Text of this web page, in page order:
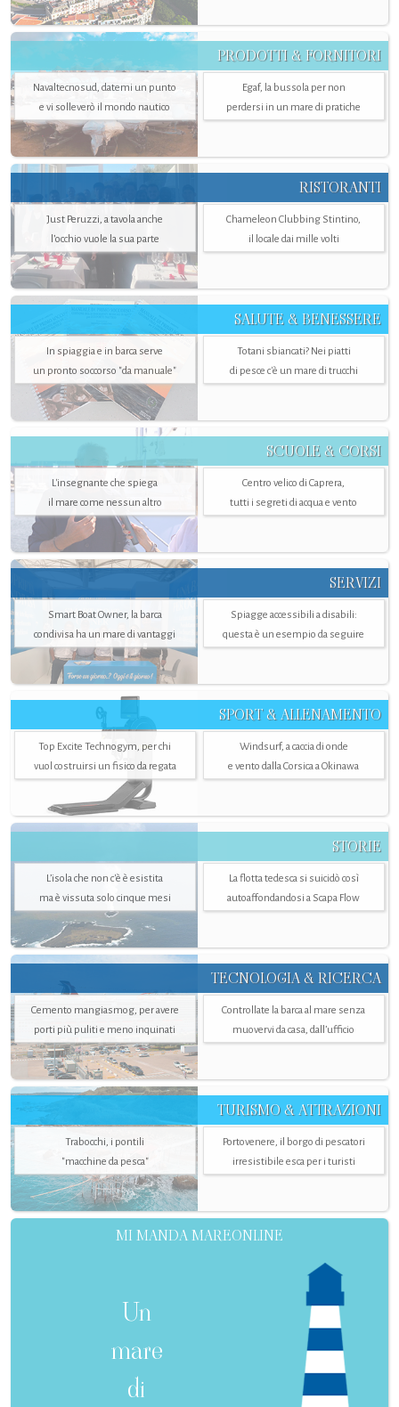
PRODOTTI & FORNITORI
Navaltecnosud, datemi un punto
e vi solleverò il mondo nautico
Egaf, la bussola per non
perdersi in un mare di pratiche
RISTORANTI
Just Peruzzi, a tavola anche
l’occhio vuole la sua parte
Chameleon Clubbing Stintino,
il locale dai mille volti
SALUTE & BENESSERE
In spiaggia e in barca serve
un pronto soccorso "da manuale"
Totani sbiancati? Nei piatti
di pesce c'è un mare di trucchi
SCUOLE & CORSI
L'insegnante che spiega
il mare come nessun altro
Centro velico di Caprera,
tutti i segreti di acqua e vento
SERVIZI
Smart Boat Owner, la barca
condivisa ha un mare di vantaggi
Spiagge accessibili a disabili:
questa è un esempio da seguire
SPORT & ALLENAMENTO
Top Excite Technogym, per chi
vuol costruirsi un fisico da regata
Windsurf, a caccia di onde
e vento dalla Corsica a Okinawa
STORIE
L’isola che non c'è è esistita
ma è vissuta solo cinque mesi
La flotta tedesca si suicidò così
autoaffondandosi a Scapa Flow
TECNOLOGIA & RICERCA
Cemento mangiasmog, per avere
porti più puliti e meno inquinati
Controllate la barca al mare senza
muovervi da casa, dall’ufficio
TURISMO & ATTRAZIONI
Trabocchi, i pontili
"macchine da pesca"
Portovenere, il borgo di pescatori
irresistibile esca per i turisti
MI MANDA MAREONLINE
Un
mare
di